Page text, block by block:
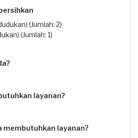
(Jumlah: 2)
(Jumlah: 1)
layanan?
membutuhkan layanan?